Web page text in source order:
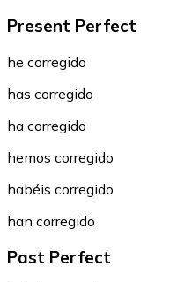
Present Perfect
he corregido
has corregido
ha corregido
hemos corregido
habéis corregido
han corregido
Past Perfect